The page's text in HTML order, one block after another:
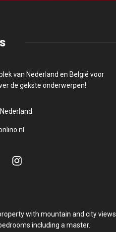
van Nederland en België voor
de gekste onderwerpen!
with mountain and city views
including a master.